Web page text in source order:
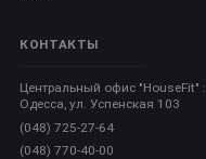
КОНТАКТЫ
Центральный офис "HouseFit" :
Одесса, ул. Успенская 103
(048) 725-27-64
(048) 770-40-00